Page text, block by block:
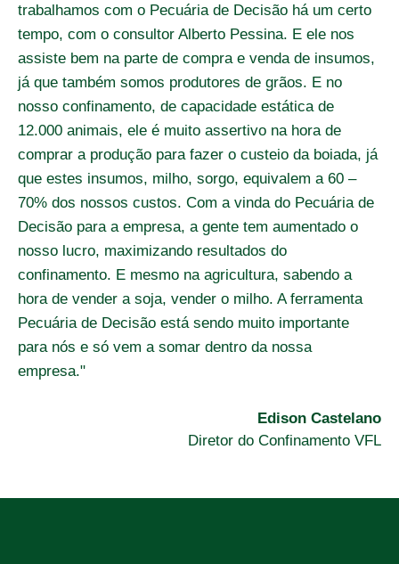
trabalhamos com o Pecuária de Decisão há um certo
tempo, com o consultor Alberto Pessina. E ele nos
assiste bem na parte de compra e venda de insumos,
já que também somos produtores de grãos. E no
nosso confinamento, de capacidade estática de
12.000 animais, ele é muito assertivo na hora de
comprar a produção para fazer o custeio da boiada, já
que estes insumos, milho, sorgo, equivalem a 60 –
70% dos nossos custos. Com a vinda do Pecuária de
Decisão para a empresa, a gente tem aumentado o
nosso lucro, maximizando resultados do
confinamento. E mesmo na agricultura, sabendo a
hora de vender a soja, vender o milho. A ferramenta
Pecuária de Decisão está sendo muito importante
para nós e só vem a somar dentro da nossa
empresa."
Edison Castelano
Diretor do Confinamento VFL